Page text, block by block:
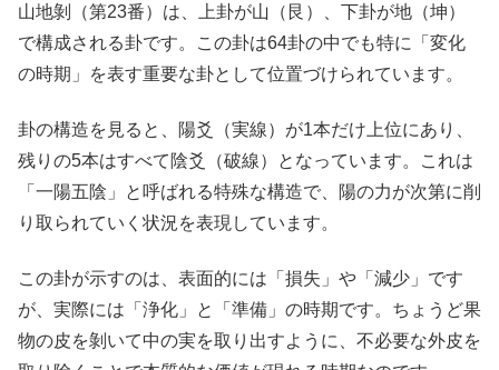
山地剝（第23番）は、上卦が山（艮）、下卦が地（坤）
で構成される卦です。この卦は64卦の中でも特に「変化
の時期」を表す重要な卦として位置づけられています。
卦の構造を見ると、陽爻（実線）が1本だけ上位にあり、
残りの5本はすべて陰爻（破線）となっています。これは
「一陽五陰」と呼ばれる特殊な構造で、陽の力が次第に削
り取られていく状況を表現しています。
この卦が示すのは、表面的には「損失」や「減少」です
が、実際には「浄化」と「準備」の時期です。ちょうど果
物の皮を剝いて中の実を取り出すように、不必要な外皮を